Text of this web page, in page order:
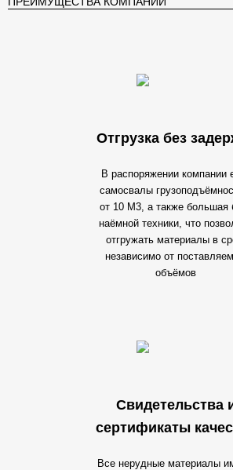
Отгрузка без
В распоряжении компании
самосвалы
от 10 М3, а также большая
наёмной техники, что
отгружать материалы в
независимо от
объёмов
Свидетельства
сертификаты
Все нерудные материалы